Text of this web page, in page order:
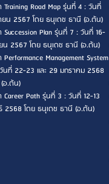
Road Map รุ่นที่ 4 : วันที่
ยน 2567 โดย ธนุเดช ธานี (อ.ต้น)
Plan รุ่นที่ 7 : วันที่ 16-
น 2567 โดย ธนุเดช ธานี (อ.ต้น)
Management System
นที่ 22-23 และ 29 มกราคม 2568
อ.ต้น)
Path รุ่นที่ 3 : วันที่ 12-13
2568 โดย ธนุเดช ธานี (อ.ต้น)